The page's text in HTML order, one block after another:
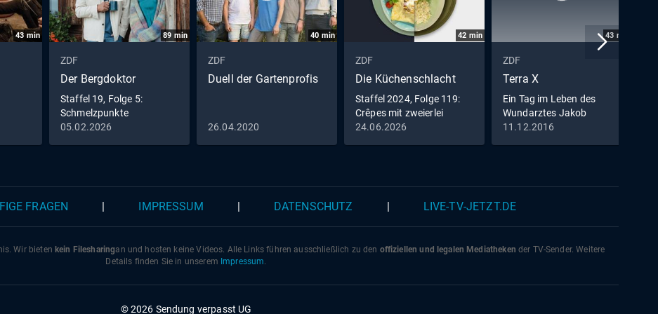
43 min 89 min
ZDF
Der Bergdoktor
Staffel 19, Folge 5:
Schmelzpunkte
05.02.2026
40 min
ZDF
Duell der Gartenprofis
26.04.2020
42 min
ZDF
Die Küchenschlacht
Staffel 2024, Folge 119:
Crêpes mit zweierlei
Füllung vs. Zitrus-
24.06.2026
43 min
ZDF
Terra X
Ein Tag im Leben des
Wundarztes Jakob
Althaus im Jahr 1454
11.12.2016
FRAGEN IMPRESSUM DATENSCHUTZ LIVE-TV-JETZT.DE
Wir bieten kein Filesharingan und hosten keine Videos. Alle Links führen ausschließlich zu den offiziellen und legalen Mediatheken der TV-Sender. Weitere
Details finden Sie in unserem Impressum.
© 2026 Sendung verpasst UG